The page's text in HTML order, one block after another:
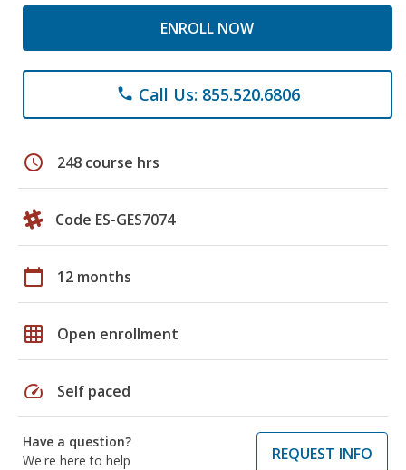
ENROLL NOW
phone Call Us: 855.520.6806
schedule 248 course hrs
Code ES-GES7074
calendar_today 12 months
grid_on Open enrollment
speed Self paced
Have a question?
We're here to help
REQUEST INFO